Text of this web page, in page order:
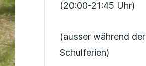
(20:00-21:45 Uhr)
(ausser während der
Schulferien)